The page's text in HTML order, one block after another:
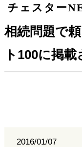
チェスター
相続問題で
ト100に掲
2016/01/07